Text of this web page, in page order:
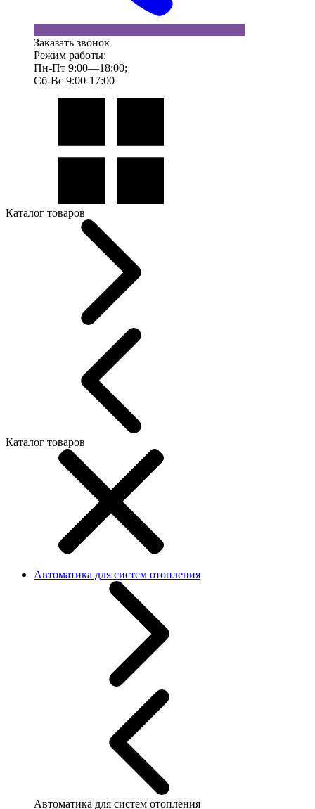
Заказать звонок
Режим работы:
Пн-Пт 9:00—18:00;
Сб-Вс 9:00-17:00
Каталог товаров
Каталог товаров
Автоматика для систем отопления
Автоматика для систем отопления